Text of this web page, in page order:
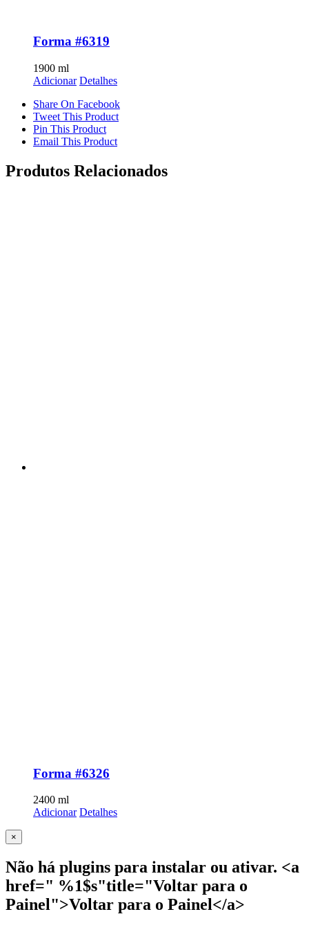
Forma #6319
1900 ml
Adicionar Detalhes
Share On Facebook
Tweet This Product
Pin This Product
Email This Product
Produtos Relacionados
Forma #6326
2400 ml
Adicionar Detalhes
Close
product
view
×
Não há plugins para instalar ou ativar. <a
href=" %1$s"title="Voltar para o
Painel">Voltar para o Painel</a>